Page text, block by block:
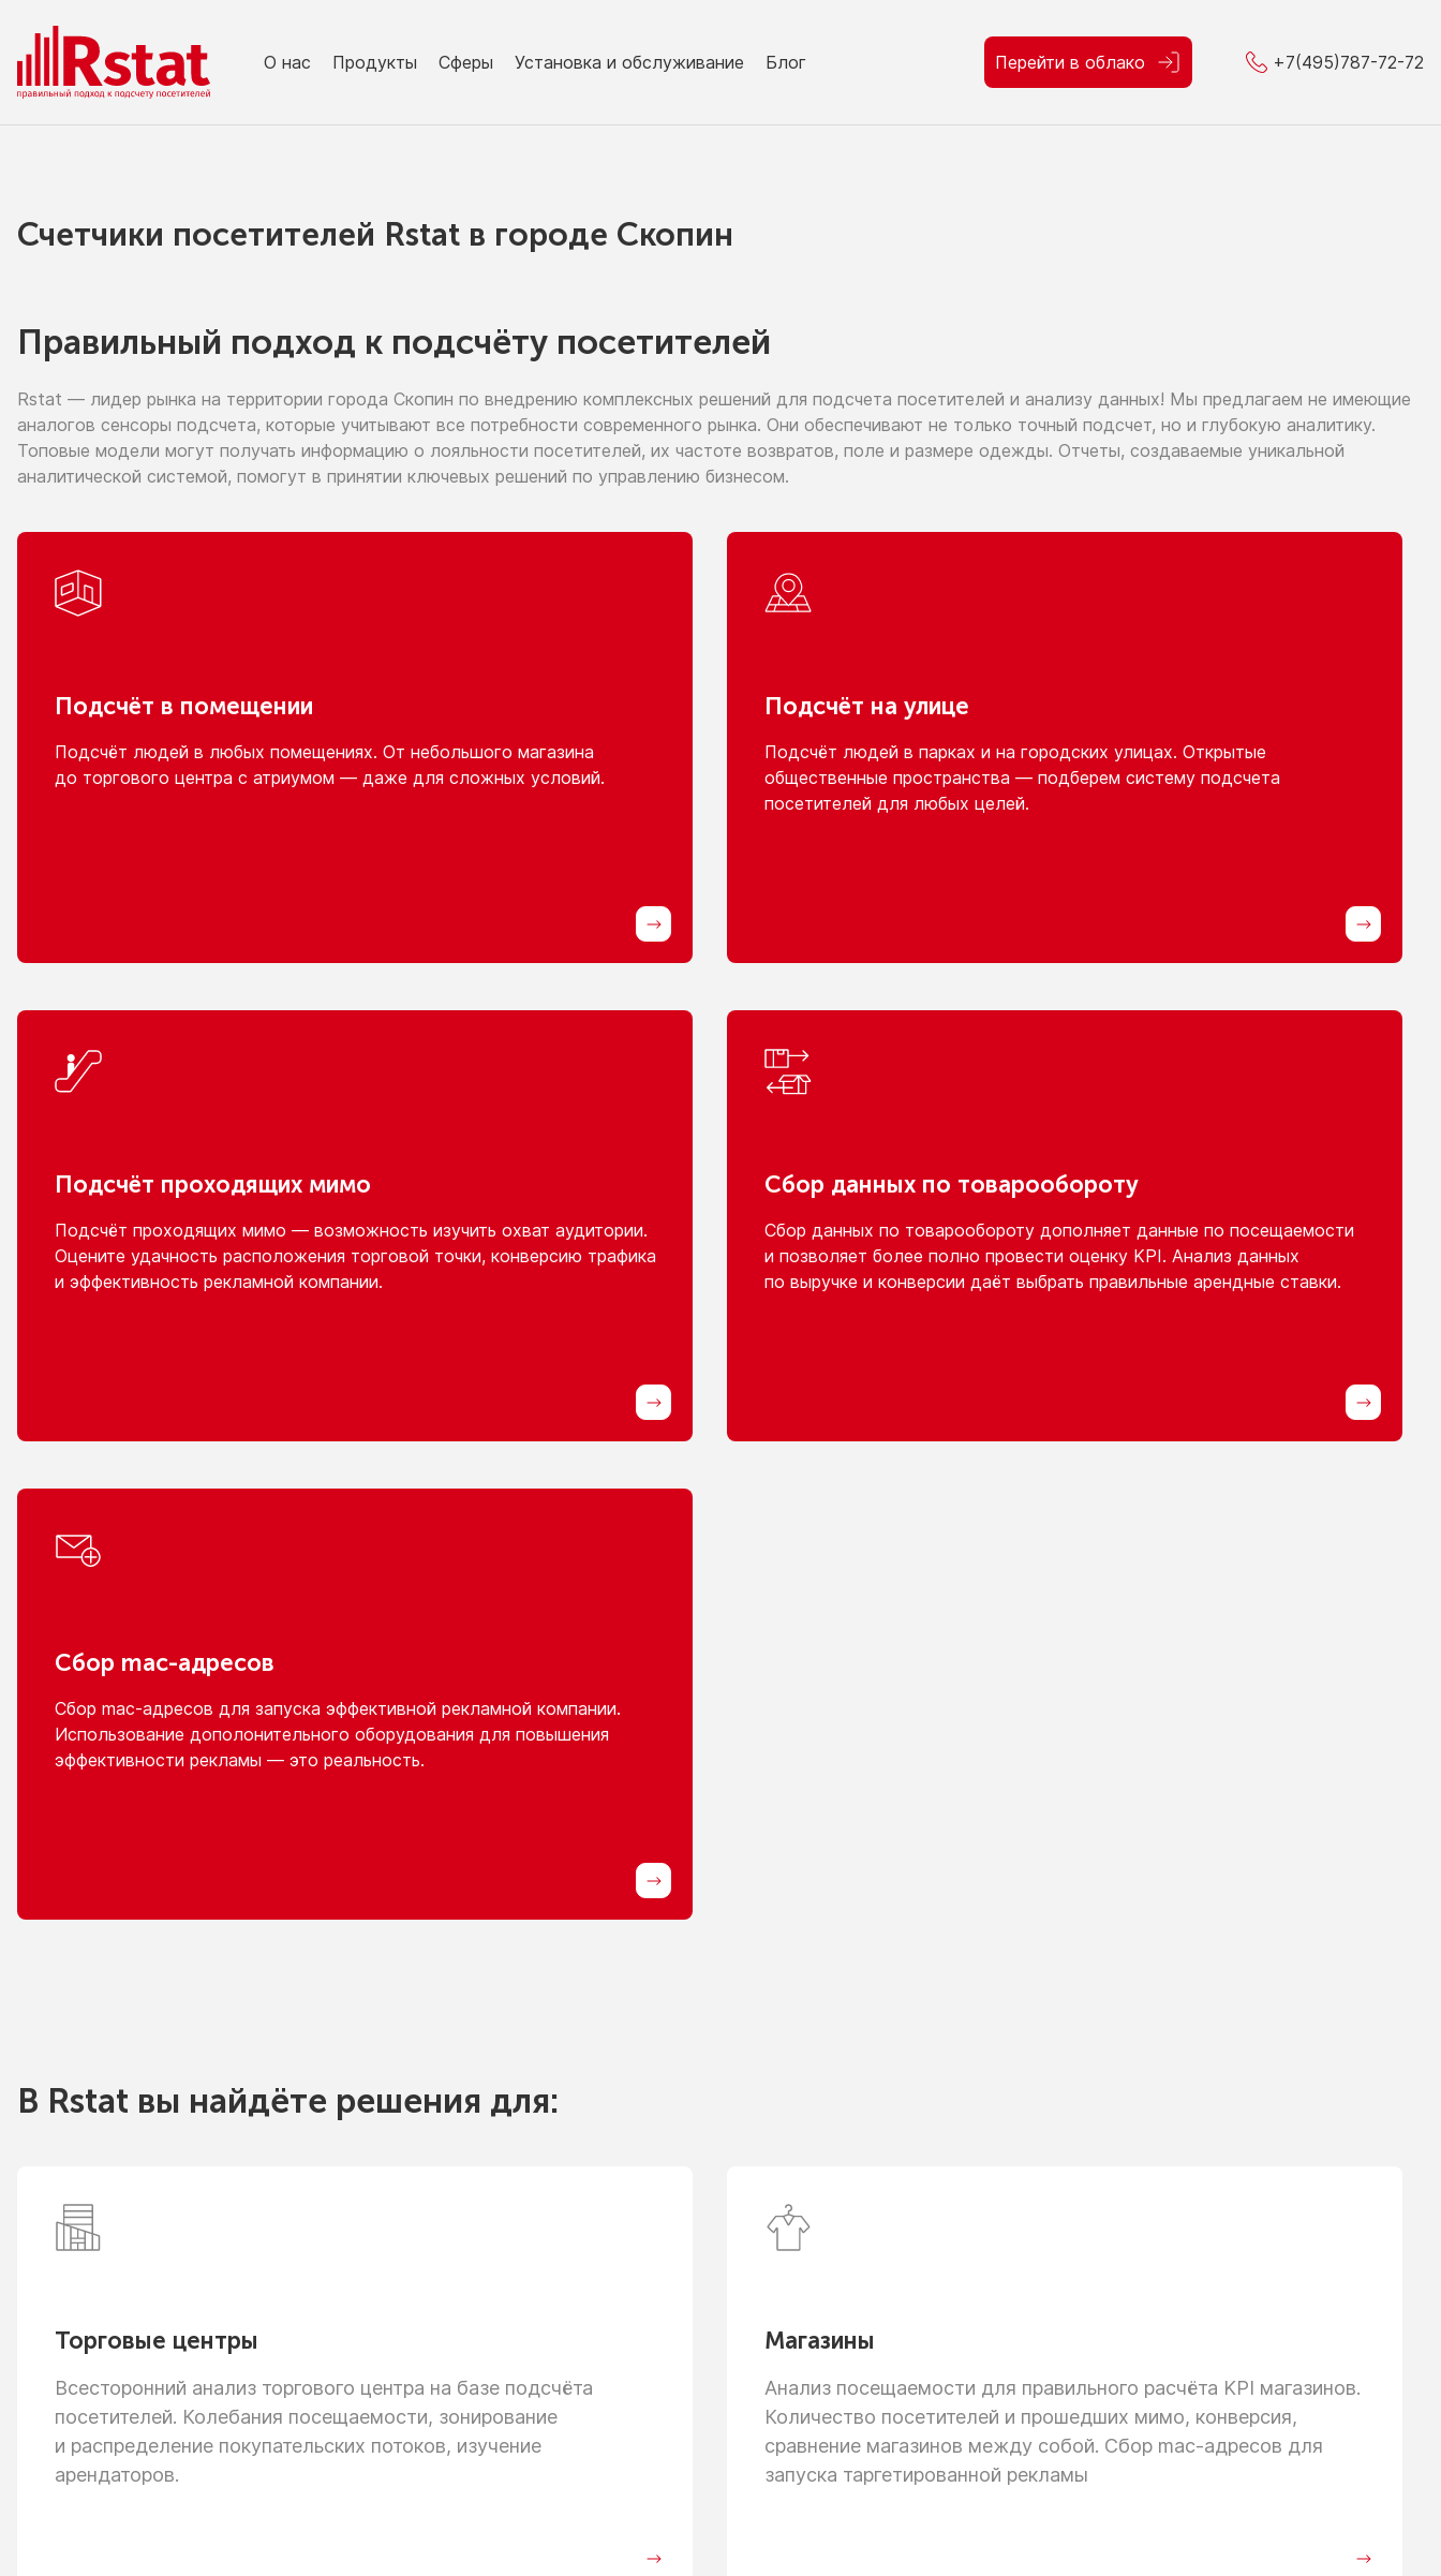
О нас Продукты Сферы Установка и обслуживание Блог Перейти в облако +7(495)787-72-72
Счетчики посетителей Rstat в городe Скопин
Правильный подход к подсчёту посетителей
Rstat — лидер рынка на территории города Скопин по внедрению комплексных решений для подсчета посетителей и анализу данных! Мы предлагаем не имеющие
аналогов сенсоры подсчета, которые учитывают все потребности современного рынка. Они обеспечивают не только точный подсчет, но и глубокую аналитику.
Топовые модели могут получать информацию о лояльности посетителей, их частоте возвратов, поле и размере одежды. Отчеты, создаваемые уникальной
аналитической системой, помогут в принятии ключевых решений по управлению бизнесом.
Подсчёт в помещении
Подсчёт людей в любых помещениях. От небольшого магазина
до торгового центра с атриумом — даже для сложных условий.
Подсчёт на улице
Подсчёт людей в парках и на городских улицах. Открытые
общественные пространства — подберем систему подсчета
посетителей для любых целей.
Подсчёт проходящих мимо
Подсчёт проходящих мимо — возможность изучить охват аудитории.
Оцените удачность расположения торговой точки, конверсию трафика
и эффективность рекламной компании.
Сбор данных по товарообороту
Сбор данных по товарооборотудополняет данные по посещаемости
и позволяет более полно провести оценку KPI. Анализ данных
по выручке и конверсии даёт выбрать правильные арендные ставки.
Сбор mac-адресов
Сбор mac-адресов для запуска эффективной рекламной компании.
Использование дополонительного оборудования для повышения
эффективности рекламы — это реальность.
В Rstat вы найдёте решения для:
Торговые центры
Всесторонний анализ торгового центра на базе подсчёта
посетителей. Колебания посещаемости, зонирование
и распределение покупательских потоков, изучение
арендаторов.
Магазины
Анализ посещаемости для правильного расчёта KPI магазинов.
Количество посетителей и прошедших мимо, конверсия,
сравнение магазинов между собой. Сбор mac-адресов для
запуска таргетированной рекламы